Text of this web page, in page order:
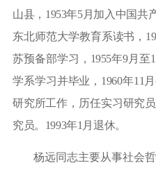
山县， 1953年5月加入中国共
东北师范大学教育系读书，
苏预备部学习， 1955年9月至
学系学习并毕业， 1960年11
研究所工作，历任实习研究
究员。 1993年1 月退休。
杨远同志主要从事社会